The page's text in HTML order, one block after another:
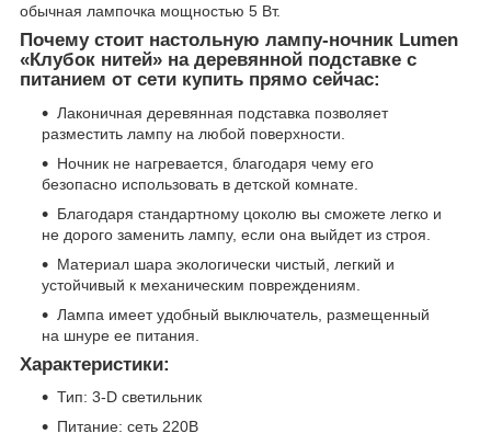
обычная лампочка мощностью 5 Вт.
Почему стоит настольную лампу-ночник Lumen
«Клубок нитей» на деревянной подставке с
питанием от сети купить прямо сейчас:
Лаконичная деревянная подставка позволяет
разместить лампу на любой поверхности.
Ночник не нагревается, благодаря чему его
безопасно использовать в детской комнате.
Благодаря стандартному цоколю вы сможете легко и
не дорого заменить лампу, если она выйдет из строя.
Материал шара экологически чистый, легкий и
устойчивый к механическим повреждениям.
Лампа имеет удобный выключатель, размещенный
на шнуре ее питания.
Характеристики:
Тип: 3-D светильник
Питание: сеть 220В